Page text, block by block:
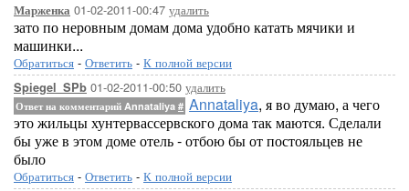
Марженка 01-02-2011-00:47 удалить
зато по неровным домам дома удобно катать мячики и
машинки...
Обратиться - Ответить - К полной версии
Spiegel_SPb 01-02-2011-00:50 удалить
Ответ на комментарий Annataliya # Annataliya, я во думаю, а чего
это жильцы хунтервассервского дома так маются. Сделали
бы уже в этом доме отель - отбою бы от постояльцев не
было
Обратиться - Ответить - К полной версии